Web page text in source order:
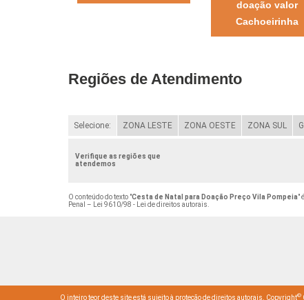
doação valor
Cachoeirinha
Regiões de Atendimento
Selecione: ZONA LESTE ZONA OESTE ZONA SUL
Verifique as regiões que
atendemos
O conteúdo do texto "Cesta de Natal para Doação Preço Vila Pompeia"
Penal –
Lei 9610/98 - Lei de direitos autorais
O inteiro teor deste site está sujeito à proteção de direitos autorais. Copyright©